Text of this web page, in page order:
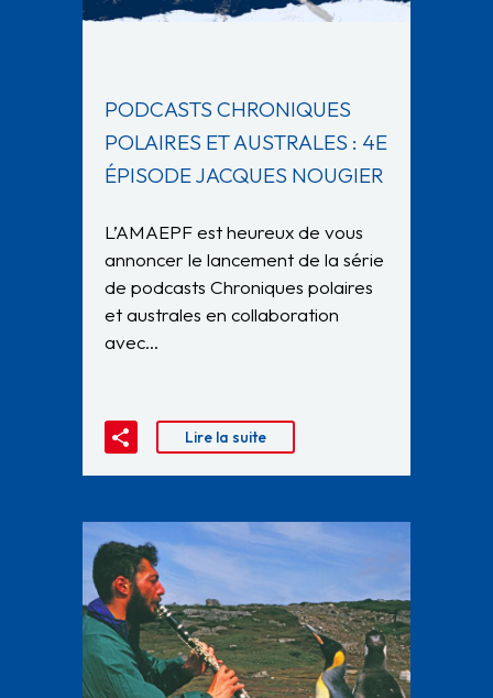
PODCASTS CHRONIQUES
POLAIRES ET AUSTRALES : 4E
ÉPISODE JACQUES NOUGIER
L’AMAEPF est heureux de vous
annoncer le lancement de la série
de podcasts Chroniques polaires
et australes en collaboration
avec…
Lire la suite